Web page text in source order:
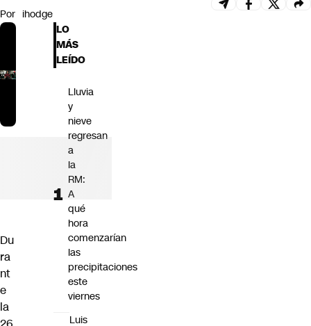
Por ihodge
Du
ra
nt
e
la
LO
MÁS
LEÍDO
Lluvia
y
nieve
regresan
a
la
RM:
A
qué
hora
comenzarían
las
precipitaciones
este
viernes
Luis